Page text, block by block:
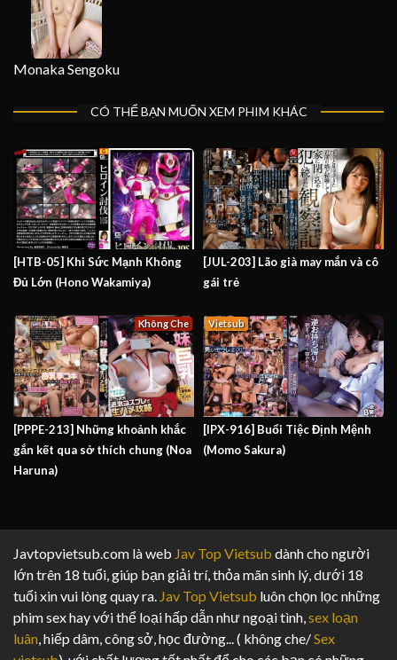
Monaka Sengoku
CÓ THỂ BẠN MUỐN XEM PHIM KHÁC
[HTB-05] Khi Sức Mạnh Không
Đủ Lớn (Hono Wakamiya)
[JUL-203] Lão già may mắn và cô
gái trẻ
[PPPE-213] Những khoảnh khắc
gắn kết qua sở thích chung (Noa
Haruna)
Không Che
[IPX-916] Buổi Tiệc Định Mệnh
(Momo Sakura)
Vietsub
Javtopvietsub.com là web Jav Top Vietsub dành cho người
lớn trên 18 tuổi, giúp bạn giải trí, thỏa mãn sinh lý, dưới 18
tuổi xin vui lòng quay ra. Jav Top Vietsub luôn chọn lọc những
phim sex hay với thể loại hấp dẫn như ngoại tình,sex loạn
luân, hiếp dâm, công sở, học đường... ( không che/Sex